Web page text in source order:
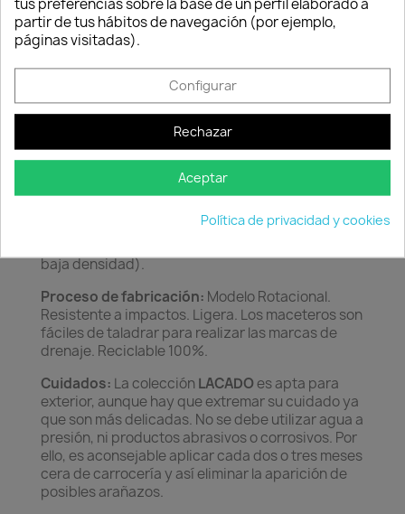
Características:Orgánic lacado es de diseño
vanguardista, diferente e innovador. Los cantos
redondeados le dan elegancia y estilo. Gracias al
acabado lacado los colores son mucho más vivos
y brillantes, transmitiendo calidad y elegancia al
conjunto. Acabado lacado brillo con pintura para
baja densidad).
Proceso de fabricación: Modelo Rotacional.
Resistente a impactos. Ligera. Los maceteros son
fáciles de taladrar para realizar las marcas de
drenaje. Reciclable 100%.
Cuidados: La colección LACADO es apta para
exterior, aunque hay que extremar su cuidado ya
que son más delicadas. No se debe utilizar agua a
presión, ni productos abrasivos o corrosivos. Por
ello, es aconsejable aplicar cada dos o tres meses
cera de carrocería y así eliminar la aparición de
posibles arañazos.
tus preferencias sobre la base de un perfil elaborado a
partir de tus hábitos de navegación (por ejemplo,
páginas visitadas).
Configurar
Rechazar
Aceptar
Política de privacidad y cookies
Consentimiento de cookies